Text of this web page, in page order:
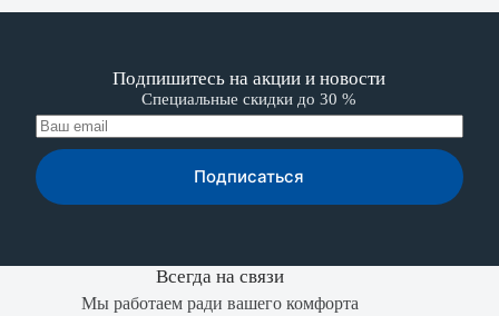
Подпишитесь на акции и новости
Специальные скидки до 30 %
Подписаться
Всегда на связи
Мы работаем ради вашего комфорта